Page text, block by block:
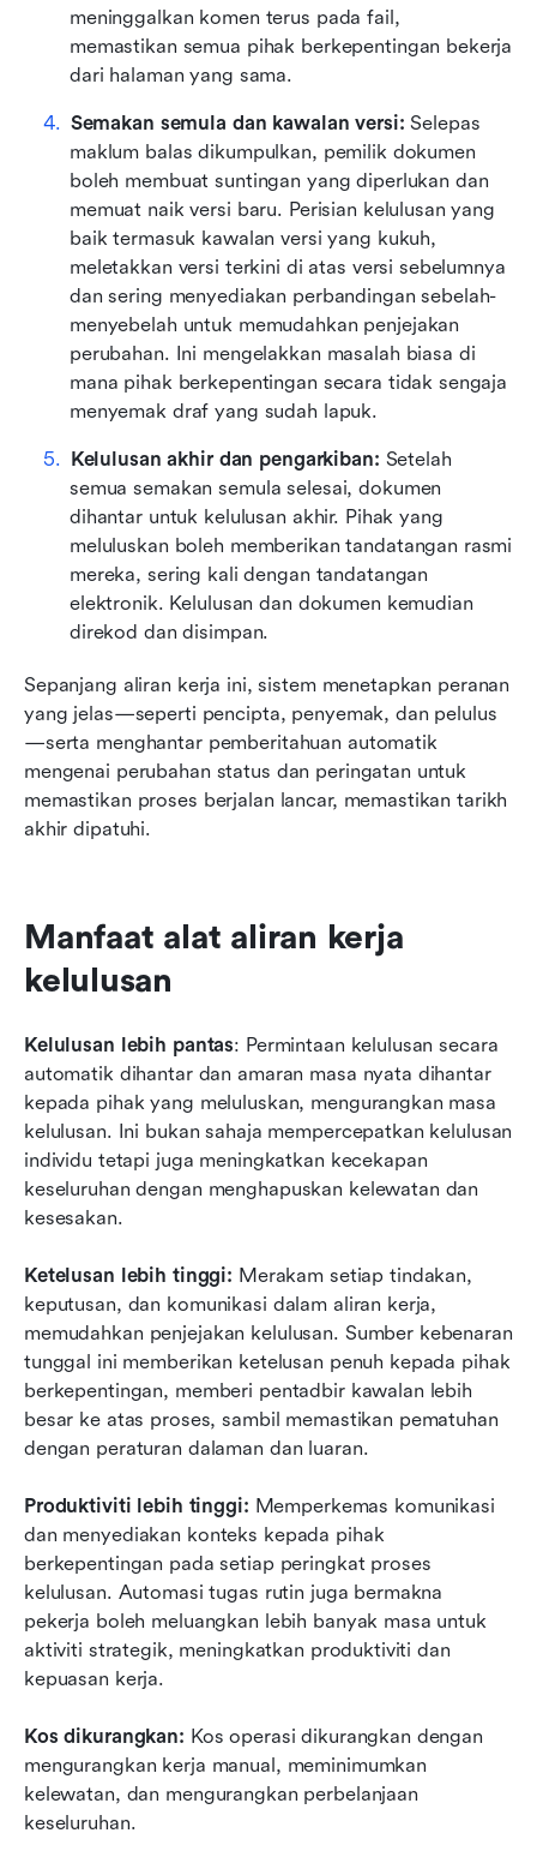
meninggalkan komen terus pada fail,
memastikan semua pihak berkepentingan bekerja
dari halaman yang sama.
Semakan semula dan kawalan versi: Selepas
maklum balas dikumpulkan, pemilik dokumen
boleh membuat suntingan yang diperlukan dan
memuat naik versi baru. Perisian kelulusan yang
baik termasuk kawalan versi yang kukuh,
meletakkan versi terkini di atas versi sebelumnya
dan sering menyediakan perbandingan sebelah-
menyebelah untuk memudahkan penjejakan
perubahan. Ini mengelakkan masalah biasa di
mana pihak berkepentingan secara tidak sengaja
menyemak draf yang sudah lapuk.
Kelulusan akhir dan pengarkiban: Setelah
semua semakan semula selesai, dokumen
dihantar untuk kelulusan akhir. Pihak yang
meluluskan boleh memberikan tandatangan rasmi
mereka, sering kali dengan tandatangan
elektronik. Kelulusan dan dokumen kemudian
direkod dan disimpan.
Sepanjang aliran kerja ini, sistem menetapkan peranan
yang jelas—seperti pencipta, penyemak, dan pelulus
—serta menghantar pemberitahuan automatik
mengenai perubahan status dan peringatan untuk
memastikan proses berjalan lancar, memastikan tarikh
akhir dipatuhi.
Manfaat alat aliran kerja
kelulusan
Kelulusan lebih pantas: Permintaan kelulusan secara
automatik dihantar dan amaran masa nyata dihantar
kepada pihak yang meluluskan, mengurangkan masa
kelulusan. Ini bukan sahaja mempercepatkan kelulusan
individu tetapi juga meningkatkan kecekapan
keseluruhan dengan menghapuskan kelewatan dan
kesesakan.
Ketelusan lebih tinggi: Merakam setiap tindakan,
keputusan, dan komunikasi dalam aliran kerja,
memudahkan penjejakan kelulusan. Sumber kebenaran
tunggal ini memberikan ketelusan penuh kepada pihak
berkepentingan, memberi pentadbir kawalan lebih
besar ke atas proses, sambil memastikan pematuhan
dengan peraturan dalaman dan luaran.
Produktiviti lebih tinggi: Memperkemas komunikasi
dan menyediakan konteks kepada pihak
berkepentingan pada setiap peringkat proses
kelulusan. Automasi tugas rutin juga bermakna
pekerja boleh meluangkan lebih banyak masa untuk
aktiviti strategik, meningkatkan produktiviti dan
kepuasan kerja.
Kos dikurangkan: Kos operasi dikurangkan dengan
mengurangkan kerja manual, meminimumkan
kelewatan, dan mengurangkan perbelanjaan
keseluruhan.